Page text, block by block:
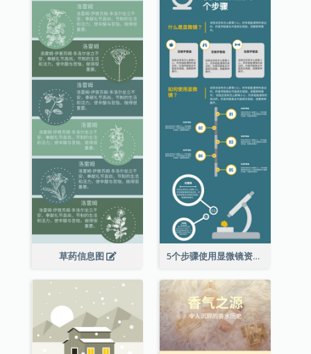
草药信息图 5个步骤使用显微镜资料图